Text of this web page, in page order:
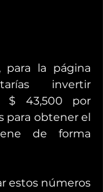
para la página
invertir
$ 43,500 por
para obtener el
de forma
estos números